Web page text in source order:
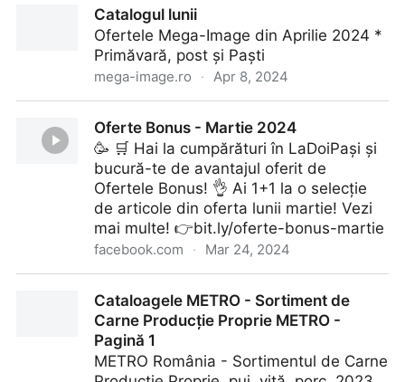
Catalogul lunii
Ofertele Mega-Image din Aprilie 2024 *
Primăvară, post și Paști
mega-image.ro · Apr 8, 2024
Oferte Bonus - Martie 2024
🥳 🛒 Hai la cumpărături în LaDoiPași și
bucură-te de avantajul oferit de
Ofertele Bonus! 👌 Ai 1+1 la o selecție
de articole din oferta lunii martie! Vezi
mai multe! 👉bit.ly/oferte-bonus-martie
facebook.com · Mar 24, 2024
Cataloagele METRO - Sortiment de
Carne Producție Proprie METRO -
Pagină 1
METRO România - Sortimentul de Carne